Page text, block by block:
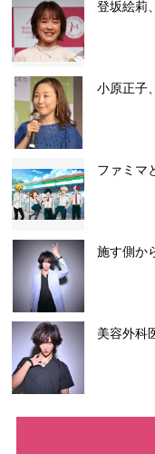
登坂絵莉
小原正子
ファミマ
施す側か
美容外科